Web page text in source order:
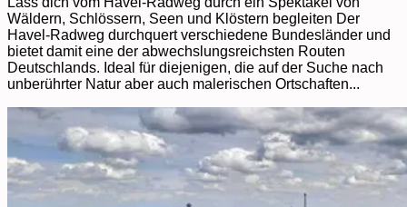
Wäldern, Schlössern, Seen und Klöstern begleiten Der
Havel-Radweg durchquert verschiedene Bundesländer und
bietet damit eine der abwechslungsreichsten Routen
Deutschlands. Ideal für diejenigen, die auf der Suche nach
unberührter Natur aber auch malerischen Ortschaften...